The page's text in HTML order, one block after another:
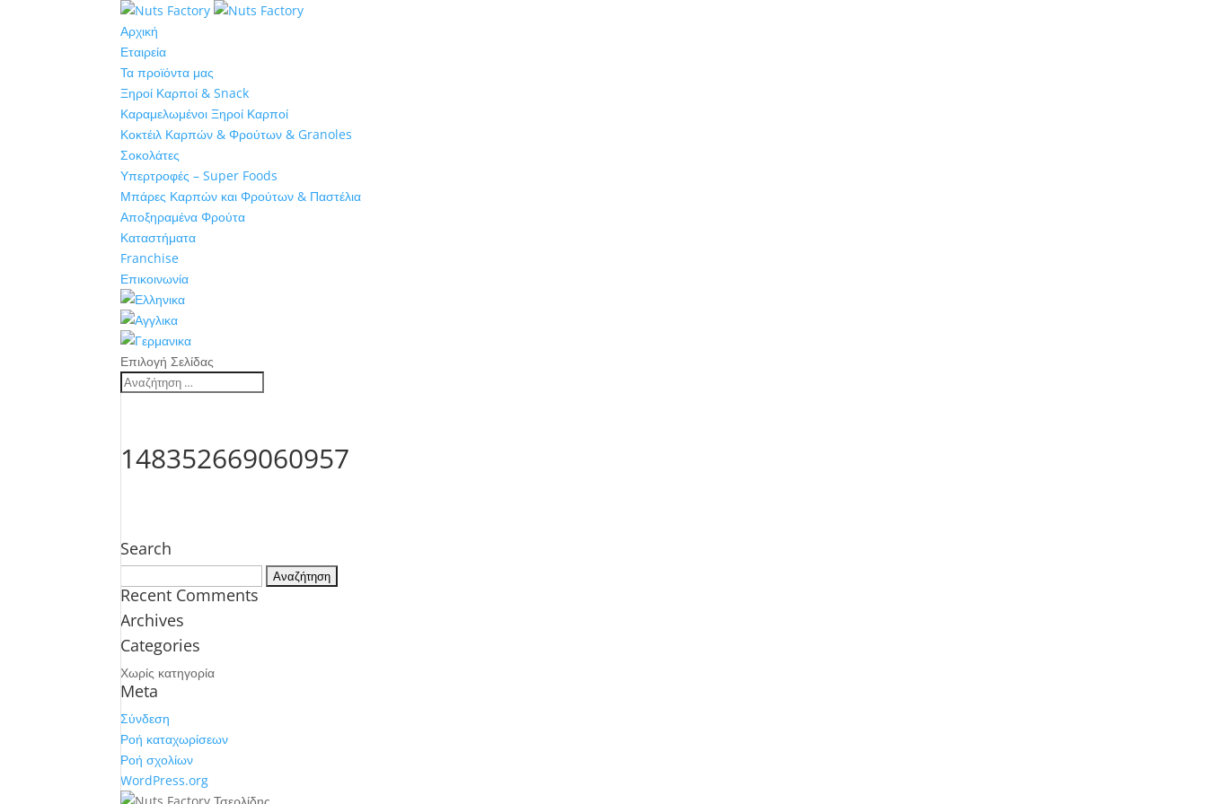
Αρχική
Εταιρεία
Τα προϊόντα μας
Ξηροί Καρποί & Snack
Καραμελωμένοι Ξηροί Καρποί
Κοκτέιλ Καρπών & Φρούτων & Granoles
Σοκολάτες
Υπερτροφές – Super Foods
Μπάρες Καρπών και Φρούτων & Παστέλια
Αποξηραμένα Φρούτα
Καταστήματα
Franchise
Επικοινωνία
Επιλογή Σελίδας
148352669060957
Search
για:
Recent Comments
Archives
Categories
Χωρίς κατηγορία
Meta
Σύνδεση
Ροή καταχωρίσεων
Ροή σχολίων
WordPress.org